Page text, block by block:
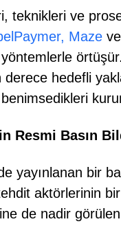
teknikleri ve
Maze ve
derece hedefli
benimsedikleri
Resmi Basın
yayınlanan bir
aktörlerinin
de nadir